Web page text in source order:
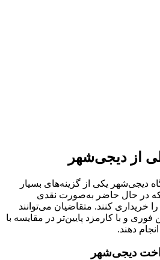
از دیجی‌شهر
دیجی‌شهر یکی از گزینه‌های بسیار
در حال حاضر به‌صورت نقدی
را خریداری کنند. متقاضیان می‌توانند
فوری و با کارمزد پایین‌تر در مقایسه با
دهند.
دیجی‌شهر